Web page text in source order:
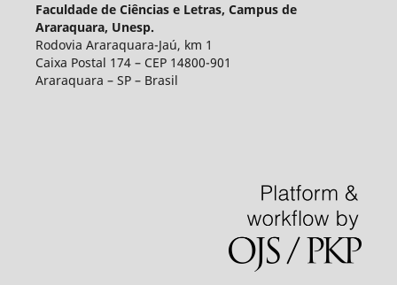
Faculdade de Ciências e Letras, Campus de
Araraquara, Unesp.
Rodovia Araraquara-Jaú, km 1
Caixa Postal 174 – CEP 14800-901
Araraquara – SP – Brasil